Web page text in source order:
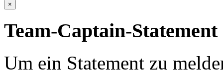
×
Team-Captain-
Um ein Statement zu